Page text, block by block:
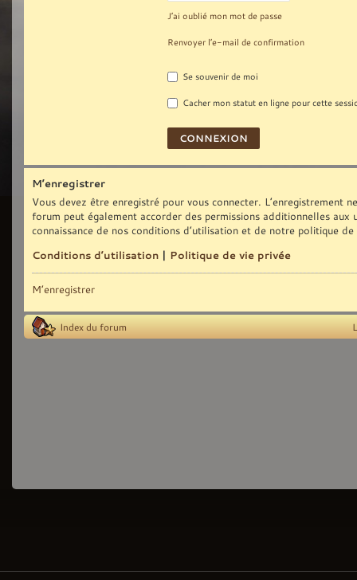
J’ai oublié mon mot de passe
Renvoyer l’e-mail de confirmation
Se souvenir de moi
Cacher mon statut en ligne pour cette
M’enregistrer
Vous devez être enregistré pour vous connecter. L’enregistrement
forum peut également accorder des permissions additionnelles
connaissance de nos conditions d’utilisation et de notre politique
Conditions d’utilisation | Politique de vie privée
M’enregistrer
Index du forum